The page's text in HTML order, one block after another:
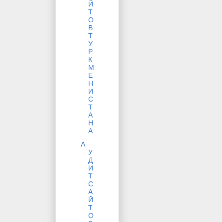
Й
Т
О
В
Т
У
Р
К
М
Е
Н
И
С
Т
А
Н
А
А
У
Д
И
Т
С
А
Й
Т
О